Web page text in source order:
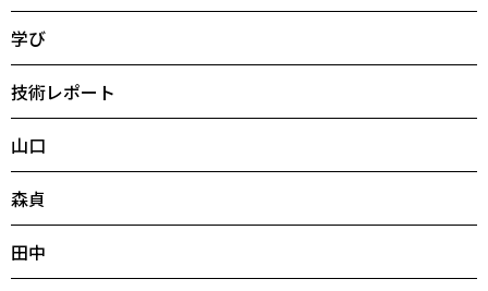
学び
技術レポート
山口
森貞
田中